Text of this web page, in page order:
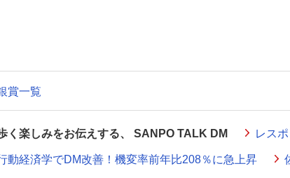
賞一覧
く楽しみをお伝えする、 SANPO TALK DM レス
動経済学でDM改善！機変率前年比208％に急上昇